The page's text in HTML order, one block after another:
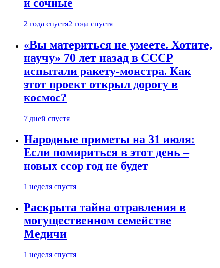
и сочные
2 года спустя2 года спустя
«Вы материться не умеете. Хотите,
научу» 70 лет назад в СССР
испытали ракету-монстра. Как
этот проект открыл дорогу в
космос?
7 дней спустя
Народные приметы на 31 июля:
Если помириться в этот день –
новых ссор год не будет
1 неделя спустя
Раскрыта тайна отравления в
могущественном семействе
Медичи
1 неделя спустя